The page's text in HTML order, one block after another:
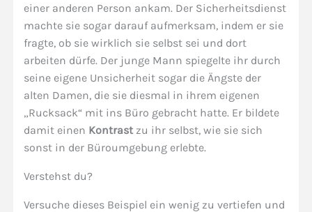
einer anderen Person ankam. Der Sicherheitsdienst
machte sie sogar darauf aufmerksam, indem er sie
fragte, ob sie wirklich sie selbst sei und dort
arbeiten dürfe. Der junge Mann spiegelte ihr durch
seine eigene Unsicherheit sogar die Ängste der
alten Damen, die sie diesmal in ihrem eigenen
„Rucksack“ mit ins Büro gebracht hatte. Er bildete
damit einen Kontrastzu ihr selbst, wie sie sich
sonst in der Büroumgebung erlebte.
Verstehst du?
Versuche dieses Beispiel ein wenig zu vertiefen und